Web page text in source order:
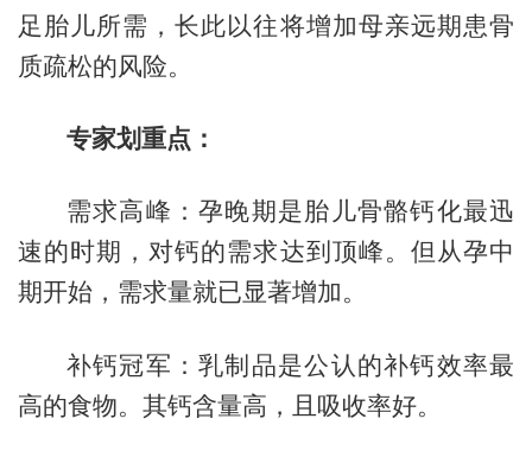
足胎儿所需，长此以往将增加母亲远期患骨
质疏松的风险。
专家划重点：
需求高峰：孕晚期是胎儿骨骼钙化最迅
速的时期，对钙的需求达到顶峰。但从孕中
期开始，需求量就已显著增加。
补钙冠军：乳制品是公认的补钙效率最
高的食物。其钙含量高，且吸收率好。